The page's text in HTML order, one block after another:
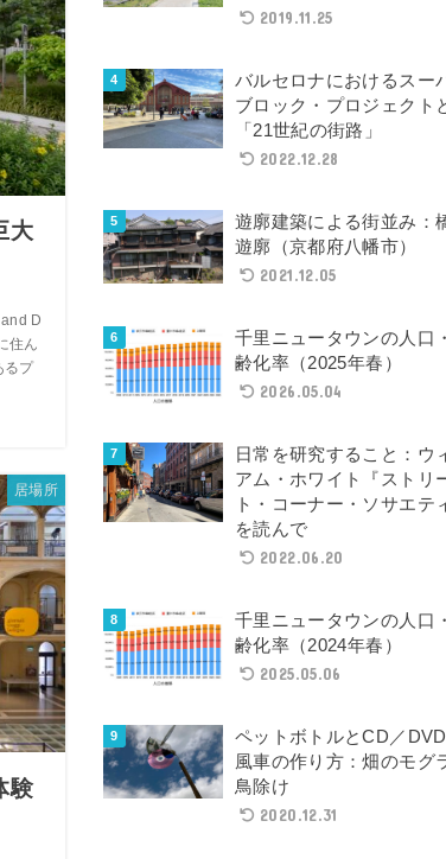
大
D
住ん
るプ
居場所
験
2019.11.25
バルセロナにおけるスー
ブロック・プロジェクト
「21世紀の街路」
2022.12.28
遊廓建築による街並み：
遊廓（京都府八幡市）
2021.12.05
千里ニュータウンの人口
齢化率（2025年春）
2026.05.04
日常を研究すること：ウ
アム・ホワイト『ストリ
ト・コーナー・ソサエテ
を読んで
2022.06.20
千里ニュータウンの人口
齢化率（2024年春）
2025.05.06
ペットボトルとCD／
風車の作り方：畑のモグ
鳥除け
2020.12.31